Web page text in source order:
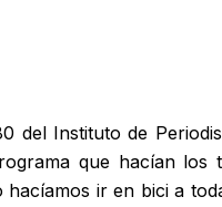
del Instituto de
que hacían los
ir en bici a